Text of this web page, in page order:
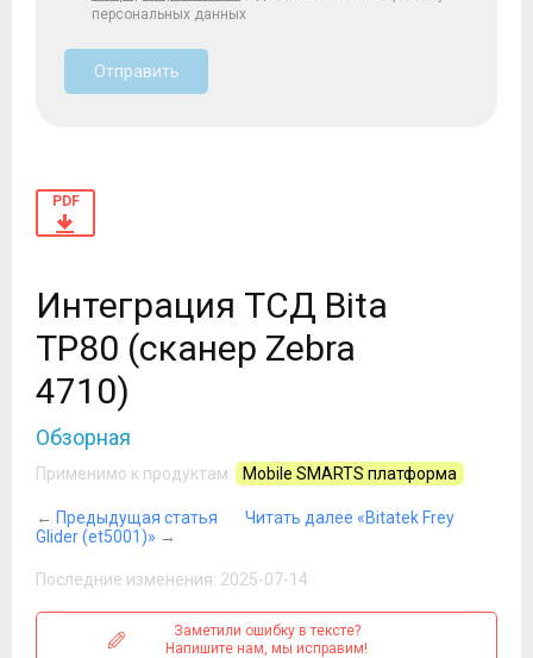
персональных данных
Отправить
PDF
Интеграция ТСД Bita
TP80 (сканер Zebra
4710)
Обзорная
Применимо к продуктам: Mobile SMARTS платформа
← Предыдущая статья
Читать далее «Bitatek Frey
Glider (et5001)» →
Последние изменения: 2025-07-14
Заметили ошибку в тексте?
Напишите нам, мы исправим!